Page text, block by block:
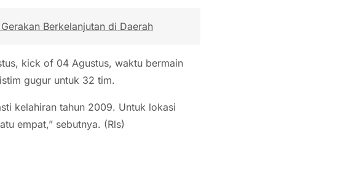
Berkelanjutan di Daerah
kick of 04 Agustus, waktu bermain
gugur untuk 32 tim.
kelahiran tahun 2009. Untuk lokasi
empat,” sebutnya. (Rls)